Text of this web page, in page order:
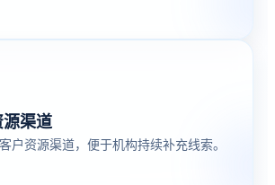
渠道
户资源渠道，便于机构持续补充线索。